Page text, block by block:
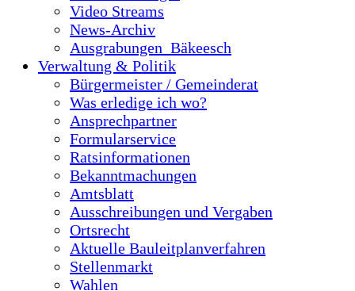
Video Streams
News-Archiv
Ausgrabungen_Bäkeesch
Verwaltung & Politik
Bürgermeister / Gemeinderat
Was erledige ich wo?
Ansprechpartner
Formularservice
Ratsinformationen
Bekanntmachungen
Amtsblatt
Ausschreibungen und Vergaben
Ortsrecht
Aktuelle Bauleitplanverfahren
Stellenmarkt
Wahlen